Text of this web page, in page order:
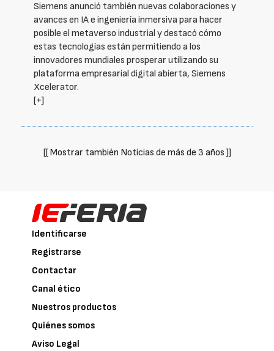
Siemens anunció también nuevas colaboraciones y
avances en IA e ingeniería inmersiva para hacer
posible el metaverso industrial y destacó cómo
estas tecnologías están permitiendo a los
innovadores mundiales prosperar utilizando su
plataforma empresarial digital abierta, Siemens
Xcelerator.
[+]
[[ Mostrar también Noticias de más de 3 años ]]
Identificarse
Registrarse
Contactar
Canal ético
Nuestros productos
Quiénes somos
Aviso Legal